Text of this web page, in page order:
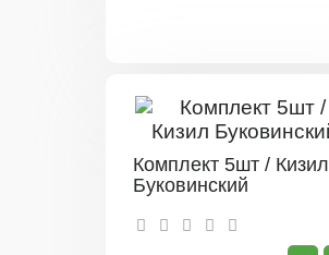
Комплект 5шт / Кизил
Буковинский